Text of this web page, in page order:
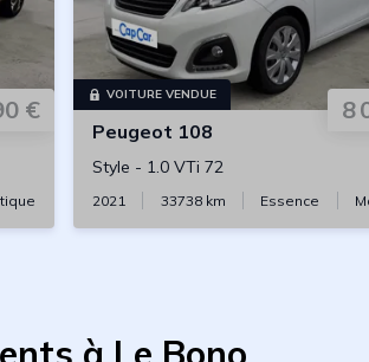
€
VOITURE VENDUE
8
Peugeot 108
Style - 1.0 VTi 72
2021 33738km Essence